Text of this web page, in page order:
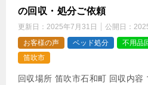
の回収・処分ご依頼
更新日： 2025年7月31日 公開日：
お客様の声
ベッド処分 不用品
笛吹市
回収場所 笛吹市石和町 回収内容